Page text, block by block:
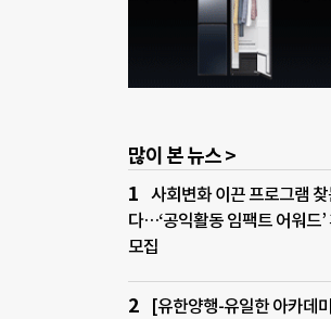
많이 본 뉴스 >
사회변화 이끈 프로그램
다…‘공익활동 임팩트 어워드’
모집
[유한양행-유일한 아카데